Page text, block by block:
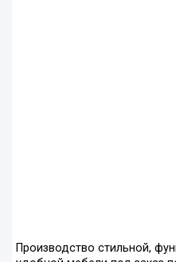
Производство стильной,